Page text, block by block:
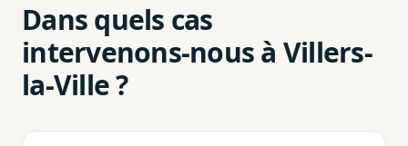
Dans quels cas
intervenons-nous à Villers-
la-Ville ?